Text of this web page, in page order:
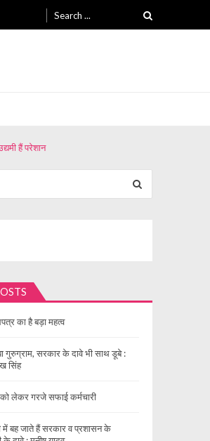
for:
हैं परेशान
का है बड़ा महत्व
गुरुग्राम, सरकार के दावे भी साथ डूबे :
सिंह
को लेकर गरजे सफाई कर्मचारी
में बह जाते हैं सरकार व प्रशासन के